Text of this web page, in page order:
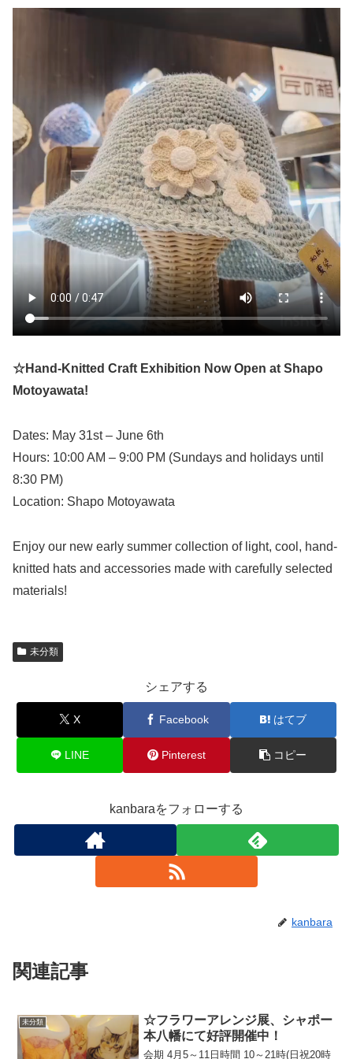
☆Hand-Knitted Craft Exhibition Now Open at Shapo
Motoyawata!
Dates: May 31st – June 6th
Hours: 10:00 AM – 9:00 PM (Sundays and holidays until
8:30 PM)
Location: Shapo Motoyawata
Enjoy our new early summer collection of light, cool, hand-
knitted hats and accessories made with carefully selected
materials!
未分類
シェアする
X Facebook はてブ
LINE Pinterest コピー
kanbaraをフォローする
kanbara
関連記事
未分類
☆フラワーアレンジ展、シャポー
本八幡にて好評開催中！
会期 4月5～11日時間 10～21時(日祝20時